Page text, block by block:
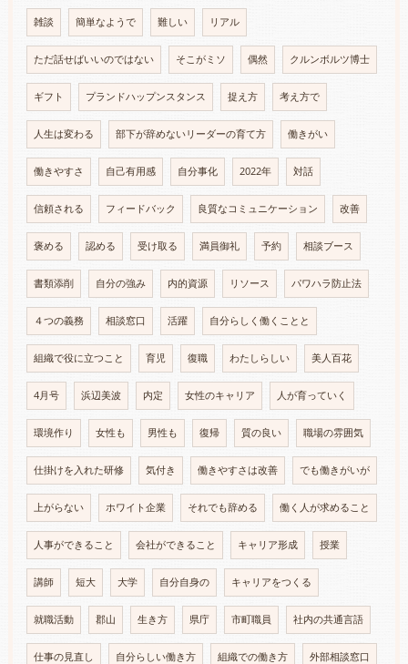
雑談 簡単なようで 難しい リアル
ただ話せばいいのではない そこがミソ 偶然 クルンボルツ博士
ギフト プランドハップンスタンス 捉え方 考え方で
人生は変わる 部下が辞めないリーダーの育て方 働きがい
働きやすさ 自己有用感 自分事化 2022年 対話
信頼される フィードバック 良質なコミュニケーション 改善
褒める 認める 受け取る 満員御礼 予約 相談ブース
書類添削 自分の強み 内的資源 リソース パワハラ防止法
４つの義務 相談窓口 活躍 自分らしく働くことと
組織で役に立つこと 育児 復職 わたしらしい 美人百花
4月号 浜辺美波 内定 女性のキャリア 人が育っていく
環境作り 女性も 男性も 復帰 質の良い 職場の雰囲気
仕掛けを入れた研修 気付き 働きやすさは改善 でも働きがいが
上がらない ホワイト企業 それでも辞める 働く人が求めること
人事ができること 会社ができること キャリア形成 授業
講師 短大 大学 自分自身の キャリアをつくる
就職活動 郡山 生き方 県庁 市町職員 社内の共通言語
仕事の見直し 自分らしい働き方 組織での働き方 外部相談窓口